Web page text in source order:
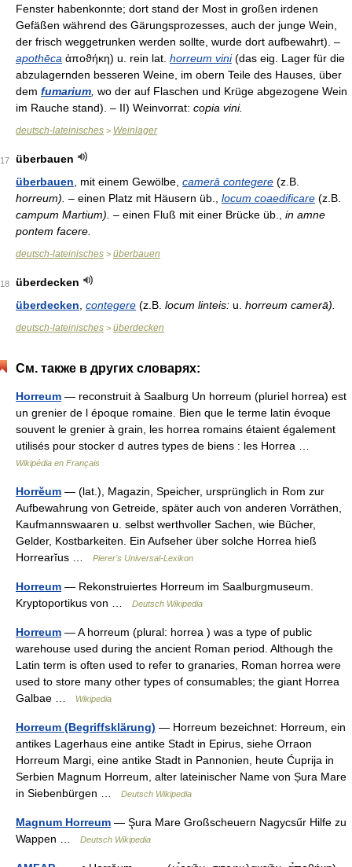
Fenster habenkonnte; dort stand der Most in großen irdenen
Gefäßen während des Gärungsprozesses, auch der junge Wein,
der frisch weggetrunken werden sollte, wurde dort aufbewahrt). –
apothēca ἀποϑήκη) u. rein lat. horreum vini(das eig. Lager für die
abzulagernden besseren Weine, im obern Teile des Hauses, über
dem fumarium wo der auf Flaschen und Krüge abgezogene Wein
im Rauche stand). – II) Weinvorrat: copia vini.
deutsch-lateinisches > Weinlager
17
überbauen
überbauen , mit einem Gewölbe, camerā contegere (z.B.
horreum). – einen Platz mit Häusern üb., locum coaedificare (z.B.
campum Martium). – einen Fluß mit einer Brücke üb., in amne
pontem facere.
deutsch-lateinisches > überbauen
18
überdecken
überdecken contegere (z.B. locum linteis: u. horreum camerā).
deutsch-lateinisches > überdecken
См. также в других словарях:
Horreum — reconstruit à Saalburg Un horreum (pluriel horrea) est
un grenier de l époque romaine. Bien que le terme latin évoque
souvent le grenier à grain, les horrea romains étaient également
utilisés pour stocker d autres types de biens : les Horrea …
Wikipédia en Français
Horrĕum — (lat.), Magazin, Speicher, ursprünglich in Rom zur
Aufbewahrung von Getreide, später auch von anderen Vorräthen,
Kaufmannswaaren u. selbst werthvoller Sachen, wie Bücher,
Gelder, Kostbarkeiten. Ein Aufseher über solche Horrea hieß
Horrearĭus …
Pierer's Universal-Lexikon
Horreum — Rekonstruiertes Horreum im Saalburgmuseum.
Kryptoportikus von …
Deutsch Wikipedia
Horreum — A horreum (plural: horrea ) was a type of public
warehouse used during the ancient Roman period. Although the
Latin term is often used to refer to granaries, Roman horrea were
used to store many other types of consumables; the giant Horrea
Galbae …
Wikipedia
Horreum (Begriffsklärung) — Horreum bezeichnet: Horreum, ein
antikes Lagerhaus eine antike Stadt in Epirus, siehe Orraon
Horreum Margi, eine antike Stadt in Pannonien, heute Ćuprija in
Serbien Magnum Horreum, alter lateinischer Name von Șura Mare
in Siebenbürgen …
Deutsch Wikipedia
Magnum Horreum — Şura Mare Großscheuern Nagycsűr Hilfe zu
Wappen …
Deutsch Wikipedia